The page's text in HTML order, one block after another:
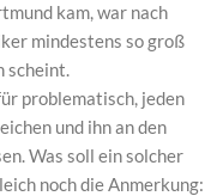
kam, war nach
mindestens so groß
scheint.
problematisch, jeden
und ihn an den
Was soll ein solcher
noch die Anmerkung: